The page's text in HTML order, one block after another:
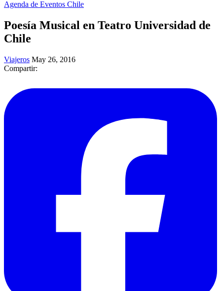
Agenda de Eventos Chile
Poesía Musical en Teatro Universidad de
Chile
Viajeros May 26, 2016
Compartir: